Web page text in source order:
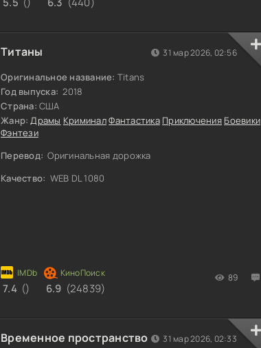
Титаны
Оригинальное название: Titans
Год выпуска: 2018
Страна: США
Жанр: Драмы КриминалФантастика Приключения Боевики
Фэнтези
Перевод: Оригинальная дорожка
Качество: WEB DL 1080
7.4 () 6.9 (24839)
89
31 мар 2026, 02:56
Временное пространство 31 мар 2026, 02:33